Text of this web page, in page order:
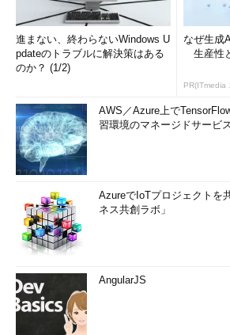
進まない、終わらないWindows U
pdateのトラブルに解決策はある
のか？ (1/2)
なぜ生成
生産性
PR(ITmedia
AWS／Azure上で
習環境のマネージドサービ
AzureでIoTプロジェクトを
ネス共創ラボ」
AngularJS